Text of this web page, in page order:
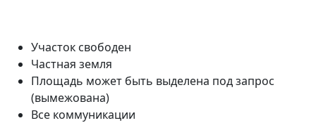
Участок свободен
Частная земля
Площадь может быть выделена под запрос
(вымежована)
Все коммуникации